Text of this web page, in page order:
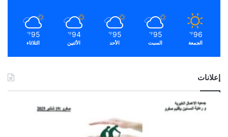
96
℉
الجمعة
95
℉
السبت
95
℉
الأحد
94
℉
الأثنين
95
℉
الثلاثاء
إعلانات